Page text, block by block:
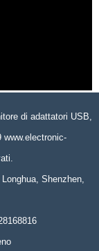
di adattatori USB,
Shenzhen,